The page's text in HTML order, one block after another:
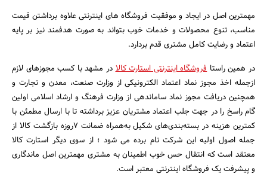
جستجو
مهمترین اصل در ایجاد و موفقیت فروشگاه های اینترنتی علاوه برداشتن قیمت
مناسب، تنوع محصولات و خدمات خوب بتواند به صورت هدفمند نیز بر پایه
اعتماد و رضایت کامل مشتری قدم بردارد.
در همین راستافروشگاه اینترنتی استارت کالادر مشهد با کسب مجوزهای لازم
ازجمله اخذ مجوز نماد اعتماد الکترونیکی از وزارت صنعت، معدن و تجارت و
همچنین دریافت مجوز نماد ساماندهی از وزارت فرهنگ و ارشاد اسلامی اولین
گام راسخ را در جهت جلب اعتماد مشتریان عزیز برداشته تا با ارسال مطمئن با
کمترین هزینه در بسته‌بندی‌های شکیل به‌همراه ضمانت 7روزه بازگشت کالا از
جمله اصول اولیه این شرکت نام برده می شود ؛ از سوی دیگر استارت کالا
معتقد است که انتقال حس خوب اطمینان به مشتری مهمترین اصل ماندگاری
و پیشرفت یک فروشگاه اینترنتی معتبر است.